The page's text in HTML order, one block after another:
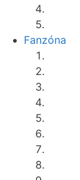
Fanzóna